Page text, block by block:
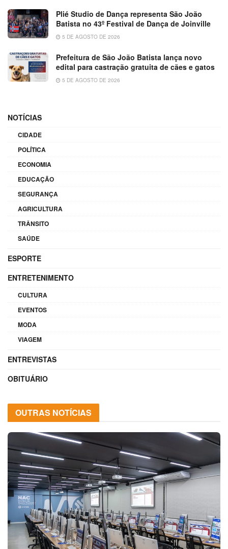
Plié Studio de Dança representa São João
Batista no 43º Festival de Dança de Joinville
5 DE AGOSTO DE 2026
Prefeitura de São João Batista lança novo
edital para castração gratuita de cães e gatos
5 DE AGOSTO DE 2026
NOTÍCIAS
CIDADE
POLÍTICA
ECONOMIA
EDUCAÇÃO
SEGURANÇA
AGRICULTURA
TRÂNSITO
SAÚDE
ESPORTE
ENTRETENIMENTO
CULTURA
EVENTOS
MODA
VIAGEM
ENTREVISTAS
OBITUÁRIO
OUTRAS NOTÍCIAS